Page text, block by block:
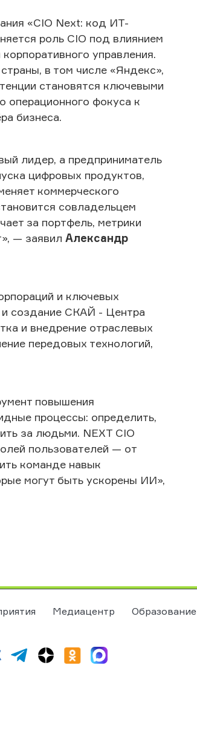
«CIO Next: код ИТ-
роль CIO под влиянием
управления.
в том числе «Яндекс»,
становятся ключевыми
операционного фокуса к
бизнеса.
лидер, а предприниматель
цифровых продуктов,
коммерческого
совладельцем
за портфель, метрики
— заявил Александр
и ключевых
и создание СКАЙ - Центра
и внедрение отраслевых
передовых технологий,
повышения
процессы: определить,
за людьми. NEXT CIO
пользователей — от
команде навык
могут быть ускорены ИИ»,
Медиацентр Образование